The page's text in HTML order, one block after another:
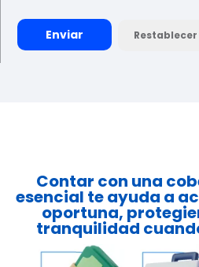
Contar con una
esencial te ayuda a
oportuna,
tranquilidad